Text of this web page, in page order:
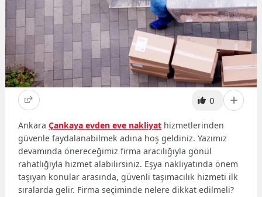
0
AnkaraÇankaya evden eve nakliyat hizmetlerinden
güvenle faydalanabilmek adına hoş geldiniz. Yazımız
devamında önereceğimiz firma aracılığıyla gönül
rahatlığıyla hizmet alabilirsiniz. Eşya nakliyatında önem
taşıyan konular arasında, güvenli taşımacılık hizmeti ilk
sıralarda gelir. Firma seçiminde nelere dikkat edilmeli?